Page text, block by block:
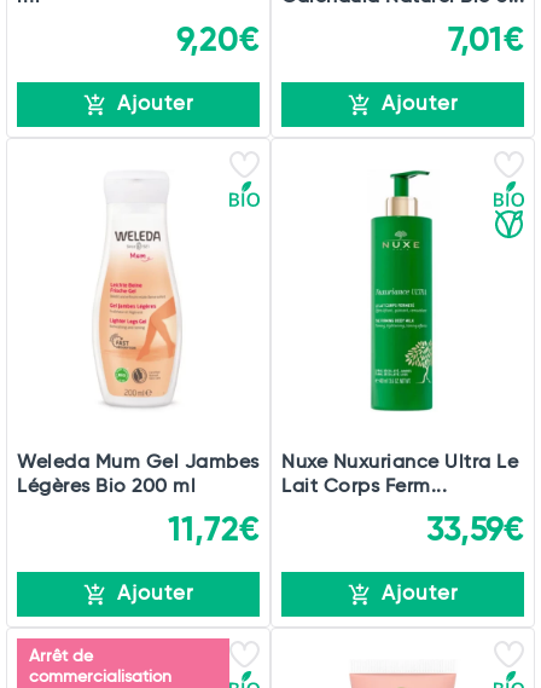
9,20€
Ajouter
7,01€
Ajouter
Weleda Mum Gel Jambes
Légères Bio 200 ml
11,72€
Ajouter
Nuxe Nuxuriance Ultra Le
Lait Corps Ferm...
33,59€
Ajouter
Arrêt de
commercialisation